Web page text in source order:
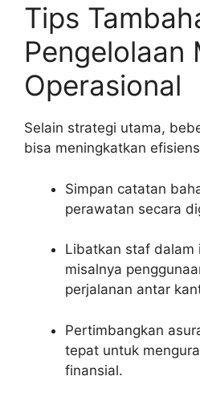
Tips
Pengelolaan
Operasional
Selain strategi utama,
bisa meningkatkan
Simpan catatan
perawatan secara
Libatkan staf
misalnya
perjalanan antar
Pertimbangkan
tepat untuk
finansial.